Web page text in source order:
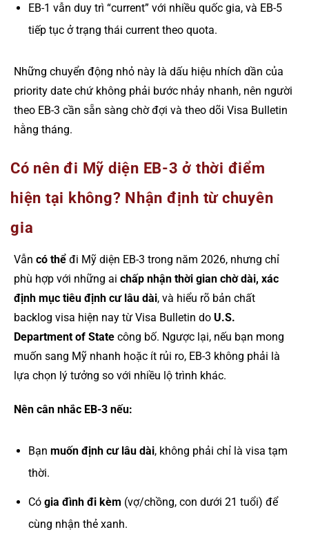
EB-1 vẫn duy trì “current” với nhiều quốc gia, và EB-5
tiếp tục ở trạng thái current theo quota.
Những chuyển động nhỏ này là dấu hiệu nhích dần của
priority date chứ không phải bước nhảy nhanh, nên người
theo EB-3 cần sẵn sàng chờ đợi và theo dõi Visa Bulletin
hằng tháng.
Có nên đi Mỹ diện EB-3 ở thời điểm
hiện tại không? Nhận định từ chuyên
gia
Vẫn có thể đi Mỹ diện EB-3 trong năm 2026, nhưng chỉ
phù hợp với những ai chấp nhận thời gian chờ dài, xác
định mục tiêu định cư lâu dài, và hiểu rõ bản chất
backlog visa hiện nay từ Visa Bulletin do U.S.
Department of State công bố. Ngược lại, nếu bạn mong
muốn sang Mỹ nhanh hoặc ít rủi ro, EB-3 không phải là
lựa chọn lý tưởng so với nhiều lộ trình khác.
Nên cân nhắc EB-3 nếu:
Bạn muốn định cư lâu dài, không phải chỉ là visa tạm
thời.
Có gia đình đi kèm (vợ/chồng, con dưới 21 tuổi) để
cùng nhận thẻ xanh.